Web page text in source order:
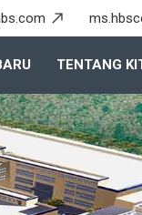
TENTANG